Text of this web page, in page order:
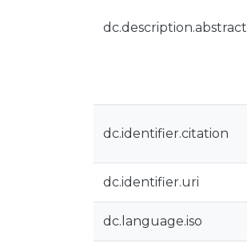
dc.description.abstract
dc.identifier.citation
dc.identifier.uri
dc.language.iso